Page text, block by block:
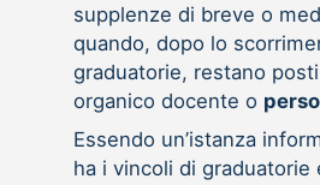
supplenze di breve o
quando, dopo lo
graduatorie, restano
organico docente o
Essendo un’istanza
ha i vincoli di graduatorie